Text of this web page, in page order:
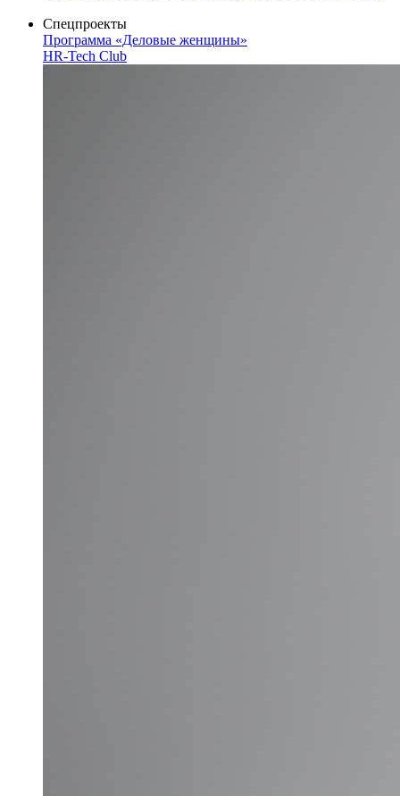
Спецпроекты
Программа «Деловые женщины»
HR-Tech Club